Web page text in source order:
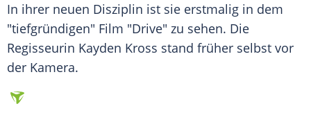
In ihrer neuen Disziplin ist sie erstmalig in dem
"tiefgründigen" Film "Drive" zu sehen. Die
Regisseurin Kayden Kross stand früher selbst vor
der Kamera.